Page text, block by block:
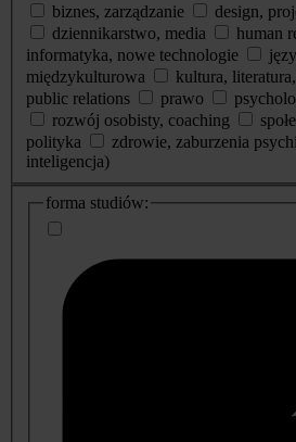
biznes, zarządzanie
design,
dziennikarstwo, media
human
informatyka, nowe technologie
międzykulturowa
kultura,
public relations
prawo
rozwój osobisty, coaching
polityka
zdrowie, zaburzenia
inteligencja)
dodatkowe
informacje
forma studiów: